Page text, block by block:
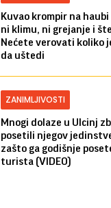
Kuvao krompir na
ni klimu, ni grejanje i
Nećete verovati koliko
da uštedi
ZANIMLJIVOSTI
Mnogi dolaze u Ulcinj
posetili njegov
zašto ga godišnje
turista (VIDEO)